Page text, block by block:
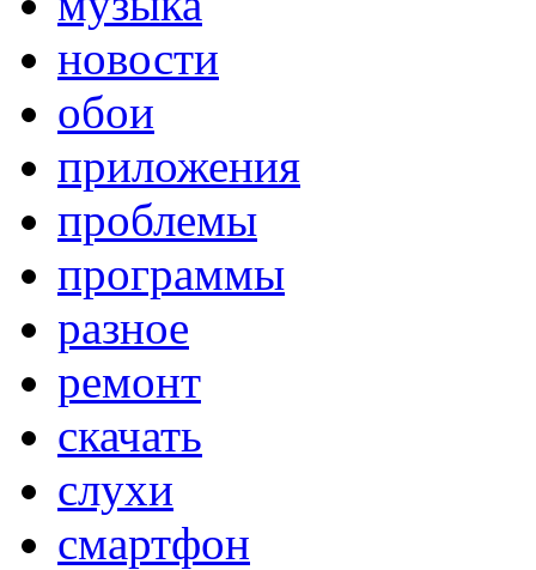
новости
обои
приложения
проблемы
программы
разное
ремонт
скачать
слухи
смартфон